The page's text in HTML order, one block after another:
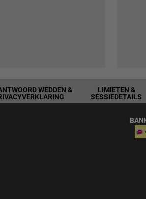
WEDDEN &
LIMIETEN &
SESSIEDETAILS